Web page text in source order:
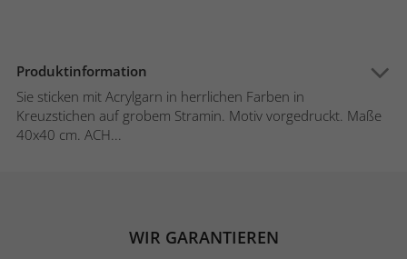
Produktinformation
Sie sticken mit Acrylgarn in herrlichen Farben in
Kreuzstichen auf grobem Stramin. Motiv vorgedruckt. Maße
40x40 cm. ACH...
WIR GARANTIEREN